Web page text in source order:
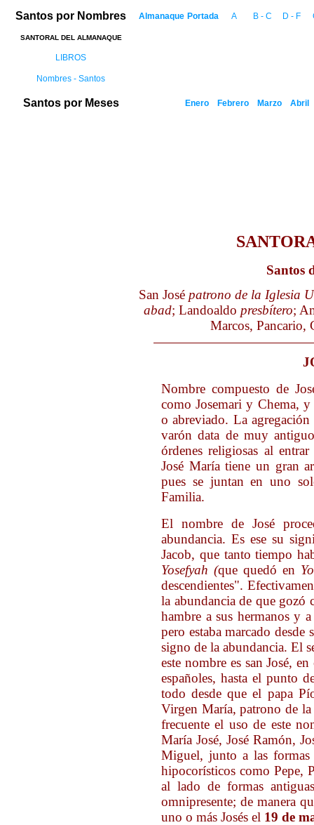
Santos por Nombres Almanaque Portada A B - C D - F
SANTORAL DEL ALMANAQUE
LIBROS
Nombres - Santos
Santos por Meses Enero Febrero Marzo Abril
Santos
San José patrono de la Iglesia
abad; Landoaldo presbítero;
Marcos,
Nombre compuesto de
como Josemari y Chema,
o abreviado. La
varón data de muy
órdenes religiosas al
José María tiene un gran
pues se juntan en uno
Familia.
El nombre de José
abundancia. Es ese su
Jacob, que tanto tiempo
Yosefyah (que quedó en
descendientes".
la abundancia de que gozó
hambre a sus hermanos y
pero estaba marcado
signo de la abundancia. El
este nombre es san José,
españoles, hasta el punto
todo desde que el papa
Virgen María, patrono de
frecuente el uso de este
María José, José Ramón,
Miguel, junto a las formas
hipocorísticos como Pepe,
al lado de formas
omnipresente; de manera
uno o más Josés el 19 de